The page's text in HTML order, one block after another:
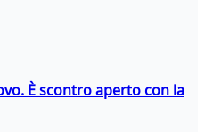
È scontro aperto con la